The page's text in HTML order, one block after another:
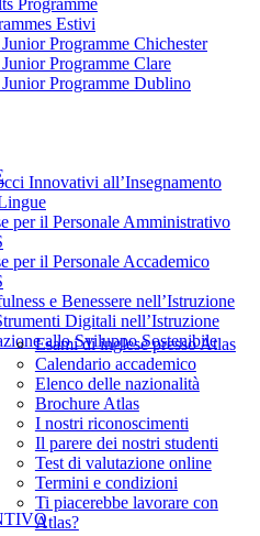
Programme
Estivi
Programme Chichester
Programme Clare
Programme Dublino
Innovativi all’Insegnamento
per il Personale Amministrativo
per il Personale Accademico
e Benessere nell’Istruzione
Digitali nell’Istruzione
allo Sviluppo Sostenibile
Esami di inglese presso Atlas
Calendario accademico
Elenco delle nazionalità
Brochure Atlas
I nostri riconoscimenti
Il parere dei nostri studenti
Test di valutazione online
Termini e condizioni
Ti piacerebbe lavorare con
Atlas?